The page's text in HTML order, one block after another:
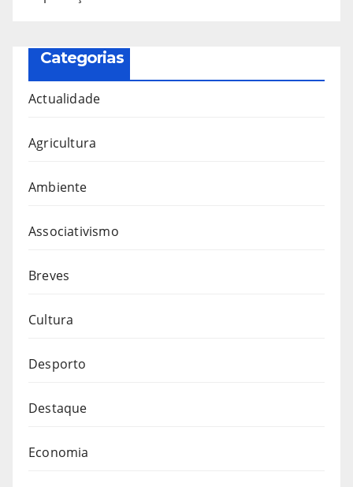
Categorias
Actualidade
Agricultura
Ambiente
Associativismo
Breves
Cultura
Desporto
Destaque
Economia